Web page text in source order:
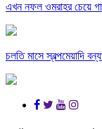
এখন নফল ওমরাহর চেয়ে
চলতি মাসে স্বল্পমেয়াদি